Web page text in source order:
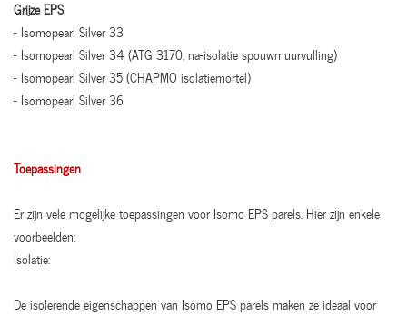
Grijze EPS
- Isomopearl Silver 33
- Isomopearl Silver 34 (ATG 3170, na-isolatie spouwmuurvulling)
- Isomopearl Silver 35 (CHAPMO isolatiemortel)
- Isomopearl Silver 36
Toepassingen
Er zijn vele mogelijke toepassingen voor Isomo EPS parels. Hier zijn enkele
voorbeelden:
Isolatie:
De isolerende eigenschappen van Isomo EPS parels maken ze ideaal voor